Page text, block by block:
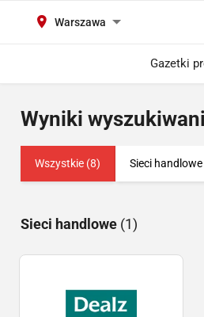
Warszawa
Gazetki
Wyniki
Wszystkie (8) Sieci
Sieci handlowe (1)